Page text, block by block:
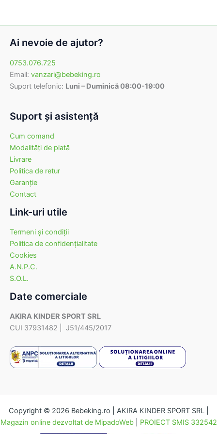
Ai nevoie de ajutor?
0753.076.725
Email: vanzari@bebeking.ro
Suport telefonic: Luni – Duminică 08:00-19:00
Suport şi asistenţă
Cum comand
Modalităţi de plată
Livrare
Politica de retur
Garanţie
Contact
Link-uri utile
Termeni şi condiţii
Politica de confidenţialitate
Cookies
A.N.P.C.
S.O.L.
Date comerciale
AKIRA KINDER SPORT SRL
CUI 37931482 | J51/445/2017
Copyright © 2026 Bebeking.ro | AKIRA KINDER SPORT SRL |
Magazin online dezvoltat de MipadoWeb| PROIECT SMIS 332542